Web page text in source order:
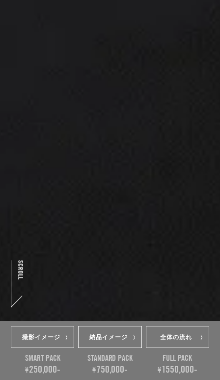
撮影イメージ 〉 納品イメージ 〉 全体の流れ 〉
SMART PACK
¥250,000-
STANDARD PACK
¥750,000-
FULL PACK
¥1550,000-